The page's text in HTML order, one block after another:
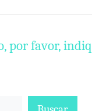
por favor,